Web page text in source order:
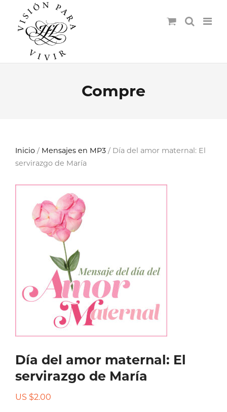
Compre
Inicio / Mensajes en MP3 / Día del amor maternal: El
servirazgo de María
Día del amor maternal: El
servirazgo de María
US $2.00